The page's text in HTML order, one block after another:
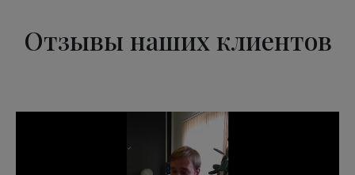
Отзывы наших клиентов